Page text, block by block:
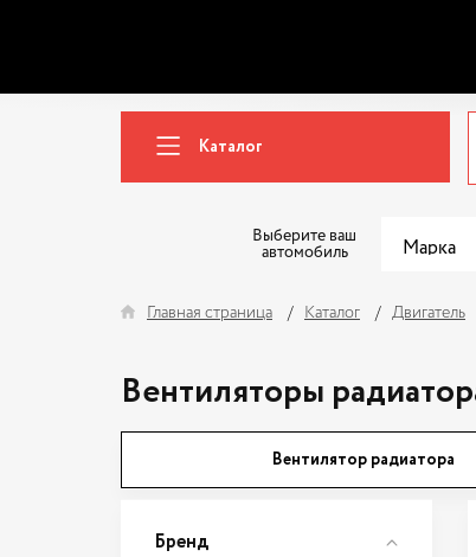
Каталог
Выберите ваш
автомобиль
Главная страница Каталог Двигатель
Вентиляторы
Вентилятор радиатора
Бренд